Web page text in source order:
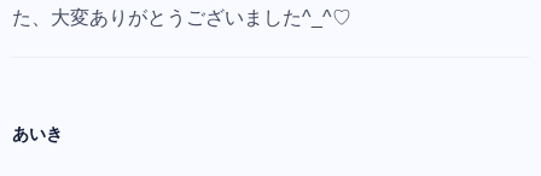
た、大変ありがとうございました^_^♡
あいき